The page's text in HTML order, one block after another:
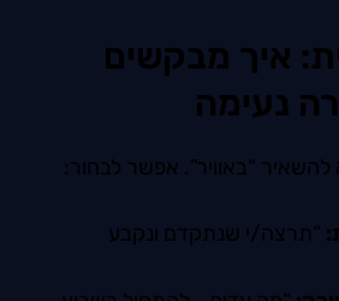
איך מבקשים
נעימה
“באוויר”. אפשר לבחור:
“תרצה/י שנתקדם ונקבע